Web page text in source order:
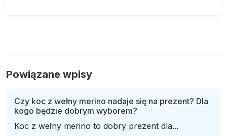
Powiązane wpisy
Czy koc z wełny merino nadaje się na prezent? Dla
kogo będzie dobrym wyborem?
Koc z wełny merino to dobry prezent dla...